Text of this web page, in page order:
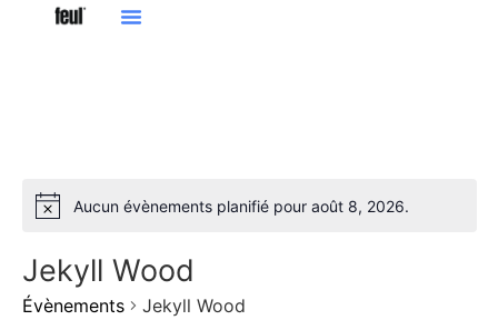
NoticeAucun évènements planifié pour août 8, 2026.
Jekyll Wood
Évènements Jekyll Wood